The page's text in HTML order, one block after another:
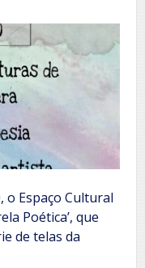
o Espaço Cultural
Poética’, que
de telas da